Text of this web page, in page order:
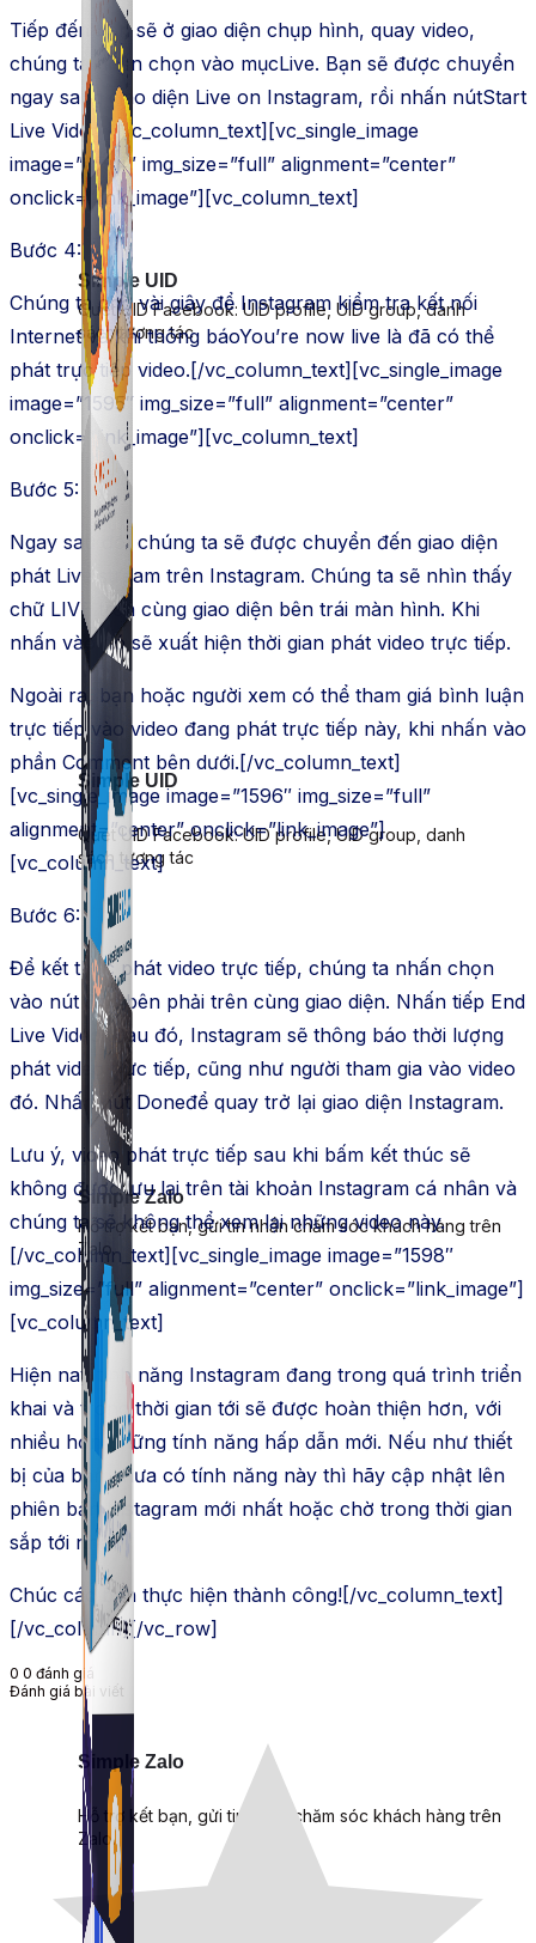
Simple UID
Quét UID Facebook: UID profile, UID group, danh
sách tương tác
Simple Zalo
Hỗ trợ kết bạn, gửi tin nhắn chăm sóc khách hàng trên
Zalo.
Simple UID
Quét UID Facebook: UID profile, UID group, danh
sách tương tác
Simple Zalo
Hỗ trợ kết bạn, gửi tin nhắn chăm sóc khách hàng trên
Zalo.
Tiếp đến bạn sẽ ở giao diện chụp hình, quay video,
chúng ta nhấn chọn vào mụcLive. Bạn sẽ được chuyển
ngay sang giao diện Live on Instagram, rồi nhấn nútStart
Live Video.[/vc_column_text][vc_single_image
image=”1594″ img_size=”full” alignment=”center”
onclick=”link_image”][vc_column_text]
Bước 4:
Chúng ta chờ vài giây để Instagram kiểm tra kết nối
Internet và khi thông báoYou’re now live là đã có thể
phát trực tiếp video.[/vc_column_text][vc_single_image
image=”1595″ img_size=”full” alignment=”center”
onclick=”link_image”][vc_column_text]
Bước 5:
Ngay sau đó, chúng ta sẽ được chuyển đến giao diện
phát Live stream trên Instagram. Chúng ta sẽ nhìn thấy
chữ LIVE trên cùng giao diện bên trái màn hình. Khi
nhấn vào đó sẽ xuất hiện thời gian phát video trực tiếp.
Ngoài ra, bạn hoặc người xem có thể tham giá bình luận
trực tiếp vào video đang phát trực tiếp này, khi nhấn vào
phần Comment bên dưới.[/vc_column_text]
[vc_single_image image=”1596″ img_size=”full”
alignment=”center” onclick=”link_image”]
[vc_column_text]
Bước 6:
Để kết thúc phát video trực tiếp, chúng ta nhấn chọn
vào nút End bên phải trên cùng giao diện. Nhấn tiếp End
Live Video. Sau đó, Instagram sẽ thông báo thời lượng
phát video trực tiếp, cũng như người tham gia vào video
đó. Nhấn nút Doneđể quay trở lại giao diện Instagram.
Lưu ý, video phát trực tiếp sau khi bấm kết thúc sẽ
không được lưu lại trên tài khoản Instagram cá nhân và
chúng ta sẽ không thể xem lại những video này.
[/vc_column_text][vc_single_image image=”1598″
img_size=”full” alignment=”center” onclick=”link_image”]
[vc_column_text]
Hiện nay tính năng Instagram đang trong quá trình triển
khai và trong thời gian tới sẽ được hoàn thiện hơn, với
nhiều hơn những tính năng hấp dẫn mới. Nếu như thiết
bị của bạn chưa có tính năng này thì hãy cập nhật lên
phiên bản Instagram mới nhất hoặc chờ trong thời gian
sắp tới nhé.
Chúc các bạn thực hiện thành công![/vc_column_text]
[/vc_column][/vc_row]
0 0 đánh giá
Đánh giá bài viết